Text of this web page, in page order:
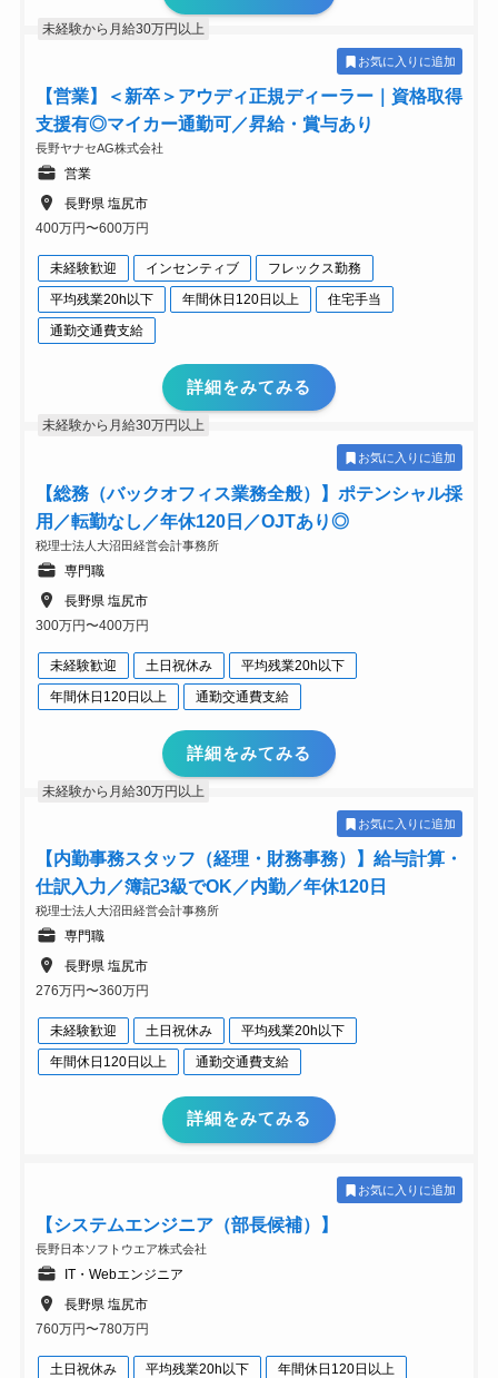
未経験から月給30万円以上
お気に入りに追加
【営業】＜新卒＞アウディ正規ディーラー｜資格取得
支援有◎マイカー通勤可／昇給・賞与あり
長野ヤナセAG株式会社
営業
長野県 塩尻市
400万円〜600万円
未経験歓迎 インセンティブ
フレックス勤務
平均残業20h以下
年間休日120日以上
住宅手当
通勤交通費支給
詳細をみてみる
未経験から月給30万円以上
お気に入りに追加
【総務（バックオフィス業務全般）】ポテンシャル採
用／転勤なし／年休120日／OJTあり◎
税理士法人大沼田経営会計事務所
専門職
長野県 塩尻市
300万円〜400万円
未経験歓迎 土日祝休み
平均残業20h以下
年間休日120日以上
通勤交通費支給
詳細をみてみる
未経験から月給30万円以上
お気に入りに追加
【内勤事務スタッフ（経理・財務事務）】給与計算・
仕訳入力／簿記3級でOK／内勤／年休120日
税理士法人大沼田経営会計事務所
専門職
長野県 塩尻市
276万円〜360万円
未経験歓迎 土日祝休み
平均残業20h以下
年間休日120日以上
通勤交通費支給
詳細をみてみる
お気に入りに追加
【システムエンジニア（部長候補）】
長野日本ソフトウエア株式会社
IT・Webエンジニア
長野県 塩尻市
760万円〜780万円
土日祝休み 平均残業20h以下 年間休日120日以上